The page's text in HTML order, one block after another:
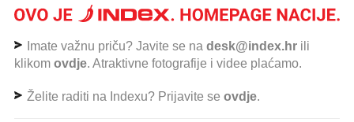
Imate važnu priču? Javite se na desk@index.hr ili
klikom ovdje. Atraktivne fotografije i videe plaćamo.
Želite raditi na Indexu? Prijavite se ovdje.